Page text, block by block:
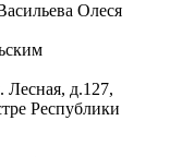
Олеся
д.127,
Республики